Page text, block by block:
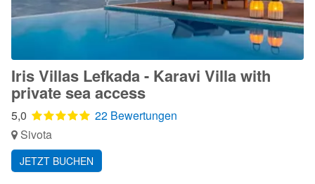
Iris Villas Lefkada - Karavi Villa with
private sea access
5,0
22 Bewertungen
Sivota
JETZT BUCHEN